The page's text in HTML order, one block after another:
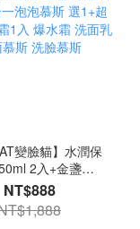
變臉貓】水潤保
2入+金盞花/
卸合一泡泡慕斯
保濕護足霜1入 爆
乳 洗面慕斯 洗臉
NT$888